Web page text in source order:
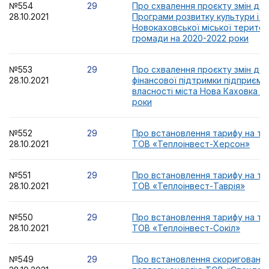
№554
28.10.2021
29
Про схвалення проєкту змін до
Програми розвитку культури і
Новокаховської міської
громади на 2020-2022 роки
№553
28.10.2021
29
Про схвалення проєкту змін до
фінансової підтримки
власності міста Нова Каховка
роки
№552
28.10.2021
29
Про встановлення тарифу на
ТОВ «Теплоінвест-Херсон»
№551
28.10.2021
29
Про встановлення тарифу на
ТОВ «Теплоінвест-Таврія»
№550
28.10.2021
29
Про встановлення тарифу на
ТОВ «Теплоінвест-Сокіл»
№549
29
Про встановлення